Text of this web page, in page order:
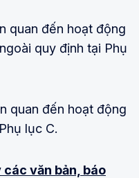
quan đến hoạt động
quy định tại Phụ
quan đến hoạt động
lục C.
văn bản, báo